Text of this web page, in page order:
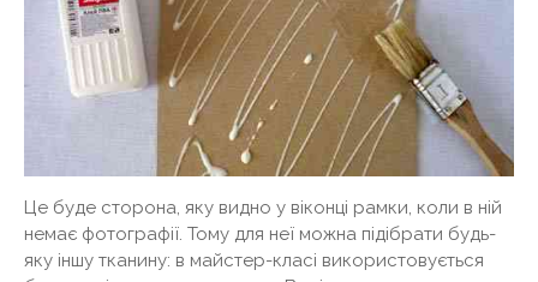
Це буде сторона, яку видно у віконці рамки, коли в ній
немає фотографії. Тому для неї можна підібрати будь-
яку іншу тканину: в майстер-класі використовується